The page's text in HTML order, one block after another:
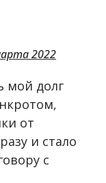
2022
мой долг
от
и стало
с